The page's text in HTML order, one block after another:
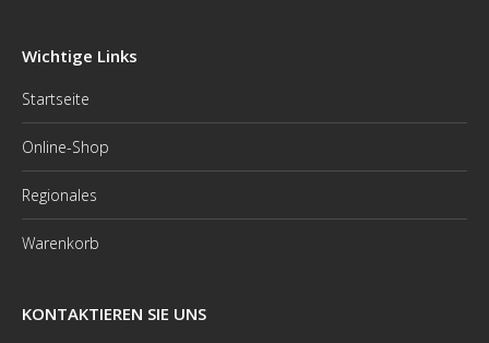
Wichtige Links
Startseite
Online-Shop
Regionales
Warenkorb
KONTAKTIEREN SIE UNS